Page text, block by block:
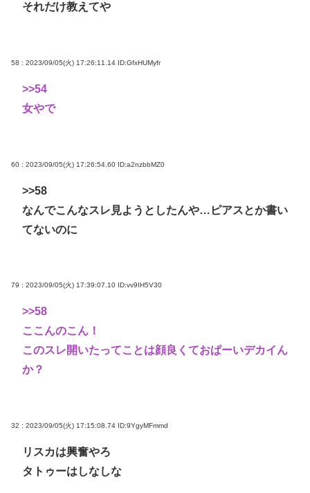
それだけ教えてや
58 : 2023/09/05(火) 17:26:11.14 ID:GfxHUMyfr
>>54
女やで
60 : 2023/09/05(火) 17:26:54.60 ID:a2nzbbMZ0
>>58
なんでこんなスレ見ようとしたんや…ピアスとか書い
てないのに
79 : 2023/09/05(火) 17:39:07.10 ID:vv9IH5V30
>>58
ここんのこん！
このスレ開いたってことは顔良くておぱーいデカイん
か？
32 : 2023/09/05(火) 17:15:08.74 ID:9YgyMFmmd
リスカは興奮やろ
タトゥーはしなしな